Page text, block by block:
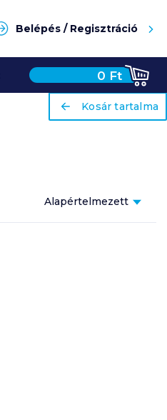
Belépés / Regisztráció
0 Ft
ariaLabel
Kosár tartalma
Alapértelmezett